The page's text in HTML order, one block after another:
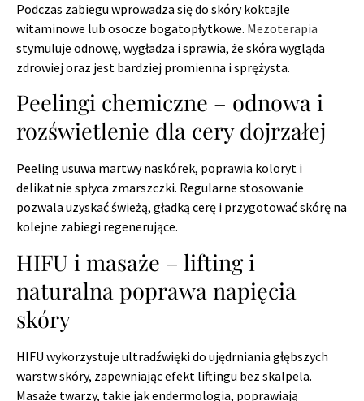
Podczas zabiegu wprowadza się do skóry koktajle
witaminowe lub osocze bogatopłytkowe. Mezoterapia
stymuluje odnowę, wygładza i sprawia, że skóra wygląda
zdrowiej oraz jest bardziej promienna i sprężysta.
Peelingi chemiczne – odnowa i
rozświetlenie dla cery dojrzałej
Peeling usuwa martwy naskórek, poprawia koloryt i
delikatnie spłyca zmarszczki. Regularne stosowanie
pozwala uzyskać świeżą, gładką cerę i przygotować skórę na
kolejne zabiegi regenerujące.
HIFU i masaże – lifting i
naturalna poprawa napięcia
skóry
HIFU wykorzystuje ultradźwięki do ujędrniania głębszych
warstw skóry, zapewniając efekt liftingu bez skalpela.
Masaże twarzy, takie jak endermologia, poprawiają